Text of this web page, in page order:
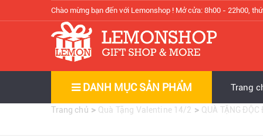
Chào mừng bạn đến với Lemonshop ! Mở cửa: 8h00 - 22h00,
DANH MỤC SẢN PHẨM Trang
Trang chủ > Quà Tặng Valentine 14/2 > QUÀ TẶNG ĐỘC